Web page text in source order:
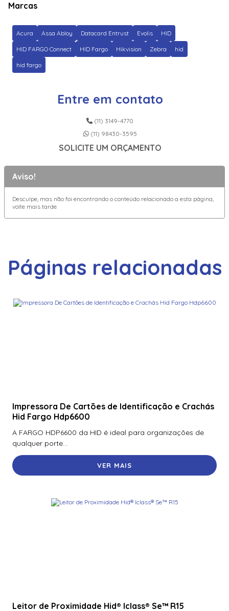
Marcas
Acura Assa Abloy Datacard Entrust Evolis HID
HID FARGO Connect HID Fargo Hikvision Zebra hid
hid fargo
Entre em contato
(11) 3149-4770
(11) 98430-3595
SOLICITE UM ORÇAMENTO
Aviso!
Desculpe, mas não foi encontrando o conteúdo relacionado a esta página,
volte mais tarde
Páginas relacionadas
Impressora De Cartões de Identificação e Crachás
Hid Fargo Hdp6600
A FARGO HDP6600 da HID é ideal para organizações de
qualquer porte...
VER MAIS
Leitor de Proximidade Hid® Iclass® Se™ R15